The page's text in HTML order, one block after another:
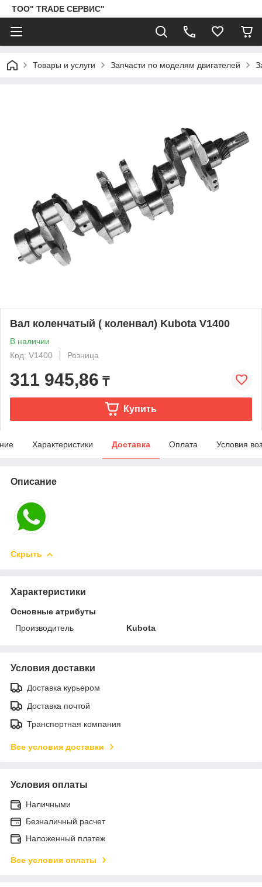
ТОО" TRADE СЕРВИС"
Товары и услуги Запчасти по моделям двигателей
Вал коленчатый ( коленвал) Kubota V1400
В наличии
Код: V1400
Розница
311 945,86 ₸
Купить
Характеристики Доставка Оплата Условия
Описание
Скрыть
Характеристики
Основные атрибуты
Производитель
Kubota
Условия доставки
Доставка курьером
Доставка почтой
Транспортная компания
Все условия доставки
Условия оплаты
Наличными
Безналичный расчет
Наложенный платеж
Все условия оплаты